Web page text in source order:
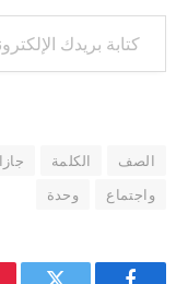
كتابة بريدك الإلكتروني...
الصف الكلمة
واجتماع
وحدة